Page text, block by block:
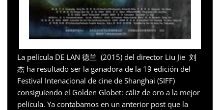
La película DE LAN 德兰 (2015) del director Liu Jie 刘
杰 ha resultado ser la ganadora de la 19 edición del
Festival Intenacional de cine de Shanghai (SIFF)
consiguiendo el Golden Globet: cáliz de oro a la mejor
película. Ya contabamos en un anterior post que la